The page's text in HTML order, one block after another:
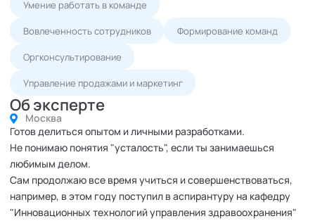
Умение работать в команде
Вовлеченность сотрудников Формирование команд
Оргконсультирование
Управление продажами и маркетинг
Об эксперте
Москва
Готов делиться опытом и личными разработками.
Не понимаю понятия "усталость", если ты занимаешься
любимым делом.
Сам продолжаю все время учиться и совершенствоваться,
например, в этом году поступил в аспирантуру на кафедру
"Инновационных технологий управления здравоохранения"